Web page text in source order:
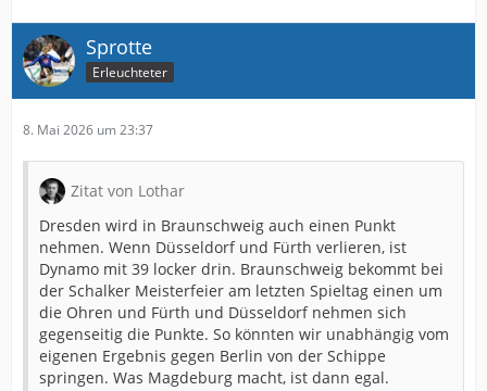
Sprotte
Erleuchteter
8. Mai 2026 um 23:37
Zitat von Lothar
Dresden wird in Braunschweig auch einen Punkt
nehmen. Wenn Düsseldorf und Fürth verlieren, ist
Dynamo mit 39 locker drin. Braunschweig bekommt bei
der Schalker Meisterfeier am letzten Spieltag einen um
die Ohren und Fürth und Düsseldorf nehmen sich
gegenseitig die Punkte. So könnten wir unabhängig vom
eigenen Ergebnis gegen Berlin von der Schippe
springen. Was Magdeburg macht, ist dann egal.